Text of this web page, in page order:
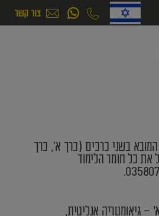
בשני כרכים (כרך א’, כרך
את כל חומר הלימוד
– גיאומטריה אנליטית,